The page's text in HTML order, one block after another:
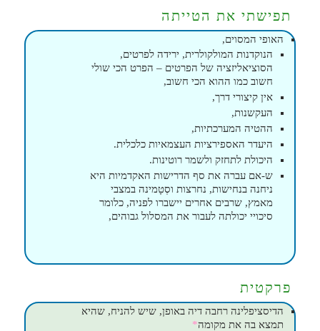
תפישתי את הטייתה
האופי המסוים,
הנוקדנות המולקולרית, ירידה לפרטים,
הסוציאליזציה של הפרטים – הפרט הכי שולי
חשוב כמו ההוא הכי חשוב,
אין קיצורי דרך,
העקשנות,
ההטיה המערכתיות,
היעדר האספירציות העצמאיות כלכלית.
היכולת לתחזק ולשמר רוטינות.
ש-אם עברה את סף הדרישות האקדמיות היא
ניחנה בנחישות, נחרצות וסְטָמינה במצבי
מאמץ, שרבים אחרים יישברו לפניה, כלומר
סיכויי יכולתה לעבור את המסלול גבוהים,
פרקטית
הדיסציפלינה רחבה דיה באופן, שיש להניח, שהיא
תמצא בה את מקומה*